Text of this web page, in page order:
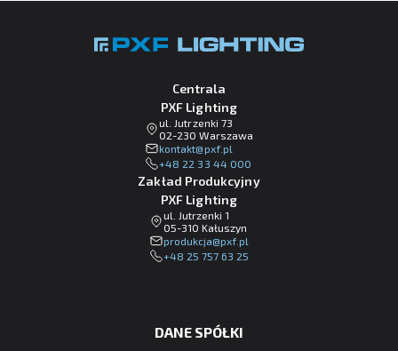
Centrala
PXF Lighting
ul. Jutrzenki 73
02-230 Warszawa
lp.fxp@tkatnok
+48 22 33 44 000
Zakład Produkcyjny
PXF Lighting
ul. Jutrzenki 1
05-310 Kałuszyn
lp.fxp@ajckudorp
+48 25 757 63 25
DANE SPÓŁKI